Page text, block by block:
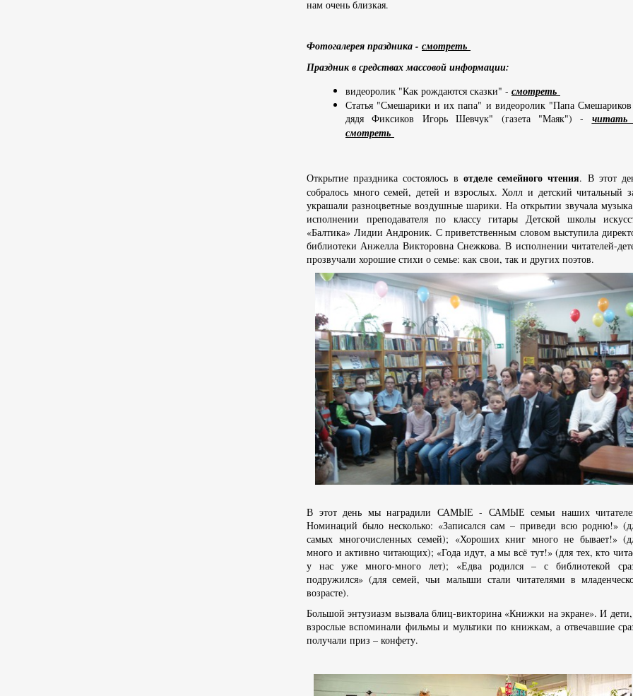
нам очень близкая.
Фотогалерея праздника - смотреть
Праздник в средствах массовой информации:
видеоролик "Как рождаются сказки" - смотреть
Статья "Смешарики и их папа" и видеоролик "Папа
дядя Фиксиков Игорь Шевчук" (газета "Маяк") -
смотреть
Открытие праздника состоялось в отделе семейного чтения. В этот
собралось много семей, детей и взрослых. Холл и детский читальный
украшали разноцветные воздушные шарики. На открытии звучала
исполнении преподавателя по классу гитары Детской школы
«Балтика» Лидии Андроник. С приветственным словом выступила
библиотеки Анжелла Викторовна Снежкова. В исполнении читателей-
прозвучали хорошие стихи о семье: как свои, так и других поэтов.
В этот день мы наградили САМЫЕ - САМЫЕ семьи наших
Номинаций было несколько: «Записался сам – приведи всю родню!»
самых многочисленных семей); «Хороших книг много не бывает!»
много и активно читающих); «Года идут, а мы всё тут!» (для тех, кто
у нас уже много-много лет); «Едва родился – с библиотекой
подружился» (для семей, чьи малыши стали читателями в
возрасте).
Большой энтузиазм вызвала блиц-викторина «Книжки на экране». И
взрослые вспоминали фильмы и мультики по книжкам, а отвечавшие
получали приз – конфету.